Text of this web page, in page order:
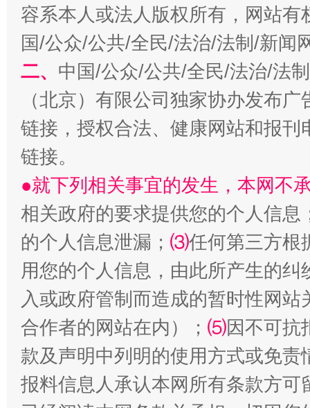
揭批美国五大"原罪" "炒
解纷+调解+退费，一次搞定
容系本人或法人版权所有，网站
国/公众/公共/全民/法治/法制/新闻
二、 中国/公众/公共/全民/法治/法
（北京）有限公司独家协办发布
链接，授权合法、健康网站和报
链接。
●就下列相关事宜的发生，本网不
相关政府的要求提供您的个人信息
的个人信息泄漏； ⑶任何第三方根
用您的个人信息，由此所产生的纠
入或政府管制而造成的暂时性网
合作者的网站在内）； ⑸因不可抗
款及声明中列明的使用方式或免责
报料信息人承认本网所有条款方